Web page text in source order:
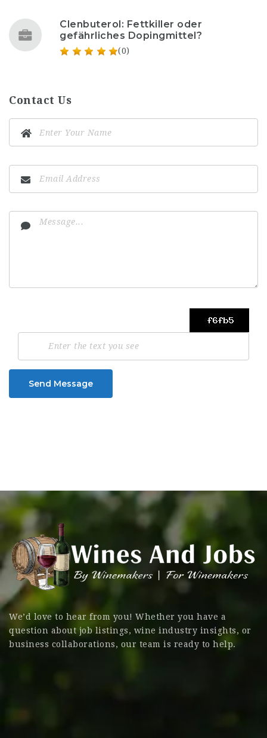
Clenbuterol: Fettkiller oder
gefährliches Dopingmittel?
(0)
Contact Us
Send Message
We’d love to hear from you! Whether you have a
question about job listings, wine industry insights, or
business collaborations, our team is ready to help.